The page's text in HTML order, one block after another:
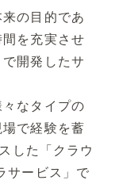
の目的であ
を充実させ
開発したサ
なタイプの
で経験を蓄
した「クラウ
サービス」で